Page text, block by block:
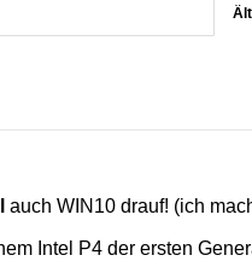
auch WIN10 drauf! (ich
Intel P4 der ersten